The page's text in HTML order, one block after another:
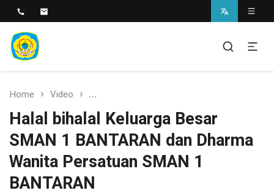
SMAN 1 Bantaran
SMAN 1 BANTARAN
Home Video Halal bihalal Keluarga Besar SMAN 1
Halal bihalal Keluarga Besar
SMAN 1 BANTARAN dan Dharma
Wanita Persatuan SMAN 1
BANTARAN